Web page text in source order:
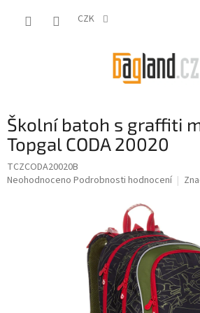
CZK
Školní batoh s graffiti
Topgal CODA 20020
TCZCODA20020B
Průměrné
Neohodnoceno Podrobnosti hodnocení